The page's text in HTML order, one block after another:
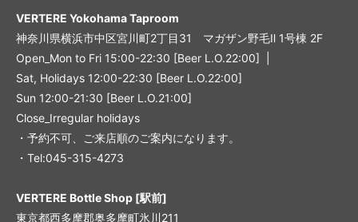
VERTERE Yokohama Taproom
神奈川県横浜市中区宮川町2丁目31 マガザン野毛Ⅱ 1号棟 2F
Open_Mon to Fri 15:00-22:30 [Beer L.O.22:00] |
Sat, Holidays 12:00-22:30 [Beer L.O.22:00]
Sun 12:00-21:30 [Beer L.O.21:00]
Close_Irregular holidays
・予約不可、ご来店順のご案内になります。
・Tel:045-315-4273
VERTERE Bottle Shop [駅前]
東京都西多摩郡奥多摩町氷川211